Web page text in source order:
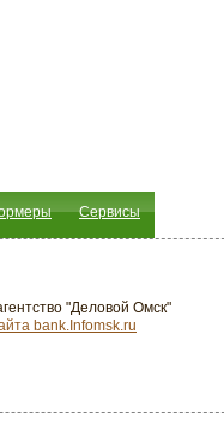
Сервисы
"Деловой Омск"
bank.Infomsk.ru